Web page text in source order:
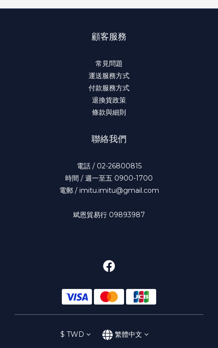
顧客服務
常見問題
運送服務方式
付款服務方式
退換貨政策
條款與細則
聯絡我們
電話 / 02-26800815
時間 / 週一至五 0900-1700
電郵 / imitu.imitu@gmail.com
斌恩貿易行 09893987
$ TWD 繁體中文